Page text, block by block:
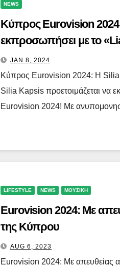
NEWS
Κύπρος Eurovision
εκπροσωπήσει με το
JAN 8, 2024
Κύπρος Eurovision 2024: Η
Silia Kapsis προετοιμάζεται να
Eurovision 2024! Με
LIFESTYLE NEWS ΜΟΥΣΙΚΗ
Eurovision 2024: Με
της Κύπρου
AUG 6, 2023
Eurovision 2024: Με